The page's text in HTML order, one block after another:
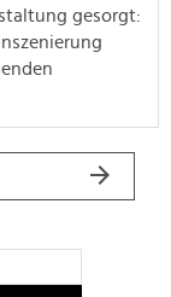
gesorgt: